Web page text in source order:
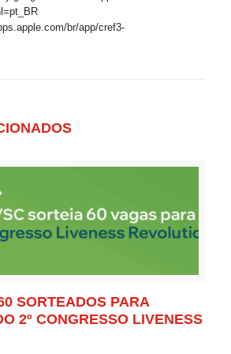
br/app/cref3-
SORTEADOS PARA
2º CONGRESSO LIVENESS